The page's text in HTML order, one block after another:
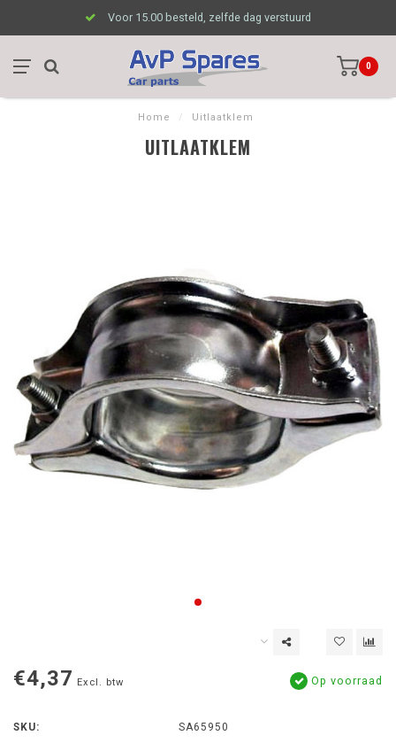
Voor 15.00 besteld, zelfde dag verstuurd
0
Home / Uitlaatklem
UITLAATKLEM
€4,37 Excl. btw Op voorraad
SKU: SA65950